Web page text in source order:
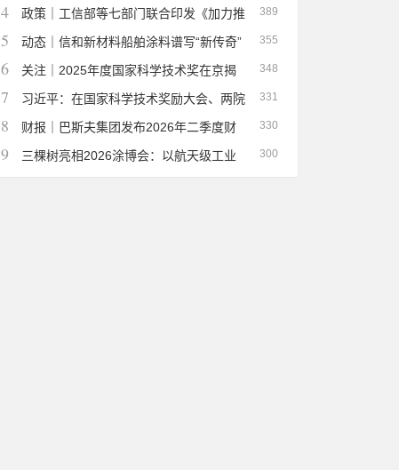
行动方案》的通知
389
4
政策｜工信部等七部门联合印发《加力推
进石化化工行业老旧装置更新改造行动方案（2026
—2029年）》
355
5
动态｜信和新材料船舶涂料谱写“新传奇”
信和新材料
348
6
关注｜2025年度国家科学技术奖在京揭
晓，三棵树洪杰入选2025年度国家科技进步奖二等
奖
331
7
习近平：在国家科学技术奖励大会、两院
院士大会、中国科协第十一次全国代表大会上的讲
话
330
8
财报｜巴斯夫集团发布2026年二季度财
务数据
300
9
三棵树亮相2026涂博会：以航天级工业